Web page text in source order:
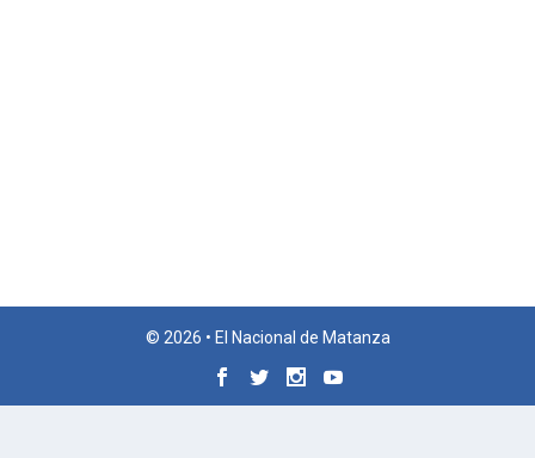
© 2026 • El Nacional de Matanza